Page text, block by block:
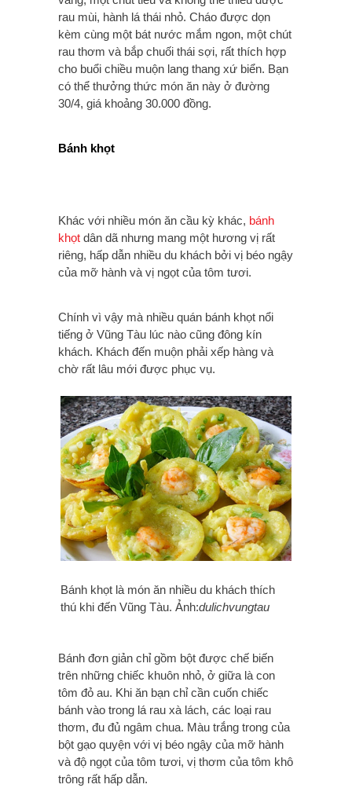
rau mùi, hành lá thái nhỏ. Cháo được dọn
kèm cùng một bát nước mắm ngon, một chút
rau thơm và bắp chuối thái sợi, rất thích hợp
cho buổi chiều muộn lang thang xứ biển. Bạn
có thể thưởng thức món ăn này ở đường
30/4, giá khoảng 30.000 đồng.
Bánh khọt
Khác với nhiều món ăn cầu kỳ khác, bánh
khọt dân dã nhưng mang một hương vị rất
riêng, hấp dẫn nhiều du khách bởi vị béo ngậy
của mỡ hành và vị ngọt của tôm tươi.
Chính vì vậy mà nhiều quán bánh khọt nổi
tiếng ở Vũng Tàu lúc nào cũng đông kín
khách. Khách đến muộn phải xếp hàng và
chờ rất lâu mới được phục vụ.
Bánh khọt là món ăn nhiều du khách thích
thú khi đến Vũng Tàu. Ảnh:dulichvungtau
Bánh đơn giản chỉ gồm bột được chế biến
trên những chiếc khuôn nhỏ, ở giữa là con
tôm đỏ au. Khi ăn bạn chỉ cần cuốn chiếc
bánh vào trong lá rau xà lách, các loại rau
thơm, đu đủ ngâm chua. Màu trắng trong của
bột gạo quyện với vị béo ngậy của mỡ hành
và độ ngọt của tôm tươi, vị thơm của tôm khô
trông rất hấp dẫn.